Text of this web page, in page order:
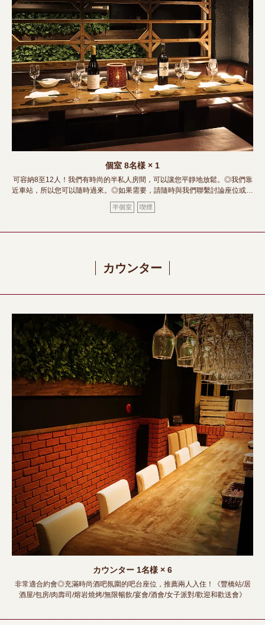
個室 8名様 × 1
可容納8至12人！我們有時尚的半私人房間，可以讓您平靜地放鬆。◎我們靠
近車站，所以您可以隨時過來。◎如果需要，請隨時與我們聯繫討論座位或舉
辦派對。我們來了！《豐橋站/居酒屋/包房/肉壽司/熔岩燒烤/無限暢飲/宴會/酒
會/女子會/迎送會》
半個室 喫煙
カウンター
カウンター 1名様 × 6
非常適合約會◎充滿時尚酒吧氛圍的吧台座位，推薦兩人入住！《豐橋站/居
酒屋/包房/肉壽司/熔岩燒烤/無限暢飲/宴會/酒會/女子派對/歡迎和歡送會》
この店舗情報をシェアする
座位 | 【個室完備】120品食べ飲み放題 サムギョプサル
愛知県豊橋市松葉町２－８－１リバティービル1階
お店情報をコピー
閉じる